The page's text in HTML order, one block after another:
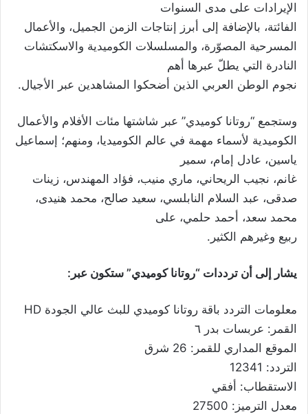
الإيرادات على مدى السنوات
الفائتة، بالإضافة إلى أبرز إنتاجات الزمن الجميل، والأعمال
المسرحية المصوّرة، والمسلسلات الكوميدية والاسكتشات
النادرة التي يطلّ عبرها أهم
نجوم الوطن العربي الذين أضحكوا المشاهدين عبر الأجيال.
وستجمع “روتانا كوميدي” عبر شاشتها مئات الأفلام والأعمال
الكوميدية لأسماء مهمة في عالم الكوميديا، ومنهم؛ إسماعيل
ياسين، عادل إمام، سمير
غانم، نجيب الريحاني، ماري منيب، فؤاد المهندس، زينات
صدقى، عبد السلام النابلسي، سعيد صالح، محمد هنيدى،
محمد سعد، أحمد حلمي، على
ربيع وغيرهم الكثير.
يشار إلى أن ترددات “روتانا كوميدي” ستكون عبر:
معلومات التردد باقة روتانا كوميدي للبث عالي الجودة HD
القمر: عربسات بدر ٦
الموقع المداري للقمر: 26 شرق
التردد: 12341
الاستقطاب: أفقي
معدل الترميز: 27500